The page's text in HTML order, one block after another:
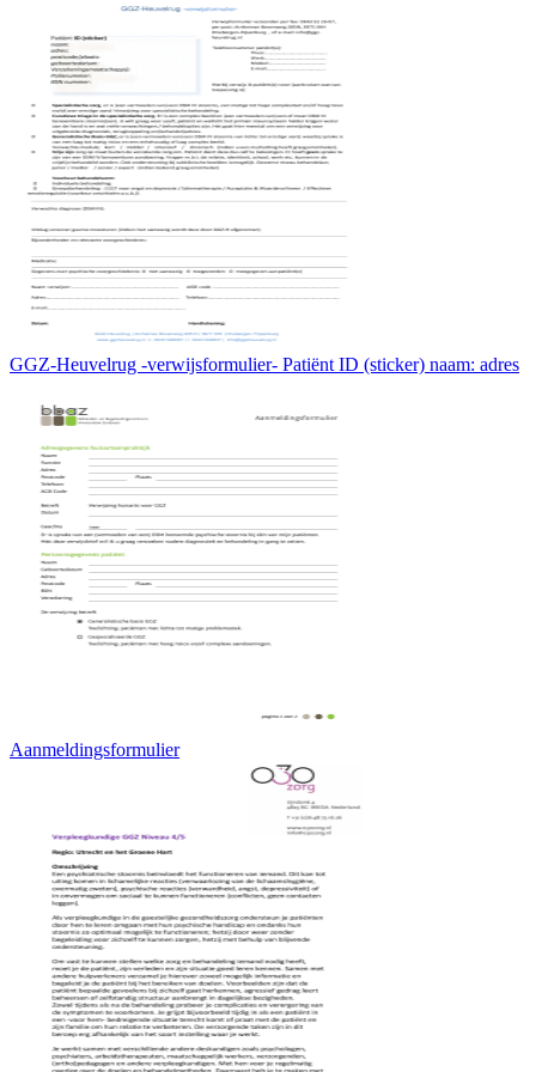
GGZ-Heuvelrug -verwijsformulier- Patiënt ID (sticker) naam: adres
Aanmeldingsformulier